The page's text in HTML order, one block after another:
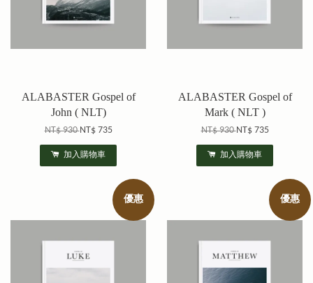
ALABASTER Gospel of
John ( NLT)
NT$ 930NT$ 735
加入購物車
ALABASTER Gospel of
Mark ( NLT )
NT$ 930NT$ 735
加入購物車
優惠 優惠